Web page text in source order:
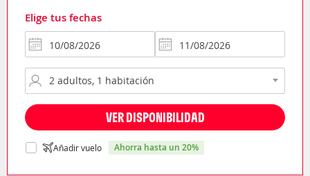
Elige tus fechas
VER DISPONIBILIDAD
Añadir vuelo ahorra hasta un 20%